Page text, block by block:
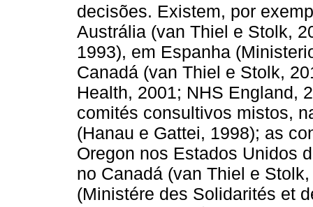
decisões. Existem, por
Austrália (van Thiel e Stolk,
1993), em Espanha
Canadá (van Thiel e Stolk,
Health, 2001; NHS England,
comités consultivos mistos,
(Hanau e Gattei, 1998); as
Oregon nos Estados Unidos
no Canadá (van Thiel e
(Ministére des Solidarités et